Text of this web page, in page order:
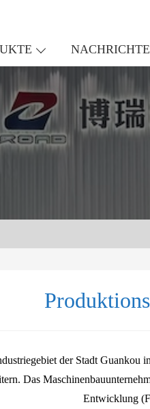
der Stadt
Das
Entwicklung